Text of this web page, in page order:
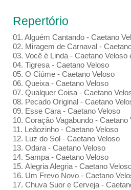
Repertório
01. Alguém Cantando - Caetano
02. Miragem de Carnaval -
03. Você é Linda - Caetano Veloso
04. Tigresa - Caetano Veloso
05. O Ciúme - Caetano Veloso
06. Queixa - Caetano Veloso
07. Qualquer Coisa - Caetano
08. Pecado Original - Caetano
09. Esse Cara - Caetano Veloso
10. Coração Vagabundo -
11. Leãozinho - Caetano Veloso
12. Luz do Sol - Caetano Veloso
13. Odara - Caetano Veloso
14. Sampa - Caetano Veloso
15. Alegria Alegria - Caetano
16. Um Frevo Novo - Caetano
17. Chuva Suor e Cerveja -